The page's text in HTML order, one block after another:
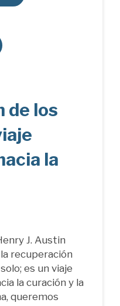
de los
la
J. Austin
recuperación
es un viaje
la curación y la
queremos